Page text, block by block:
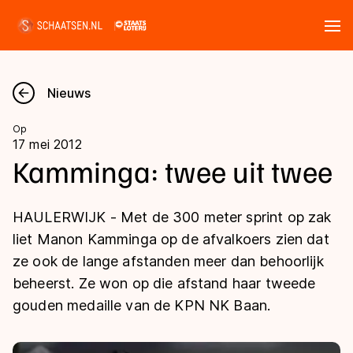
Nieuws
Kalender
Marathon
Langebaan
Uitslagen
Langebaan
Shorttrack
Marathon
Tijden & historie
Ranglijsten Langebaan
Nieuws
Op
17 mei 2012
Kamminga: twee uit twee
HAULERWIJK - Met de 300 meter sprint op zak
liet Manon Kamminga op de afvalkoers zien dat
ze ook de lange afstanden meer dan behoorlijk
beheerst. Ze won op die afstand haar tweede
gouden medaille van de KPN NK Baan.